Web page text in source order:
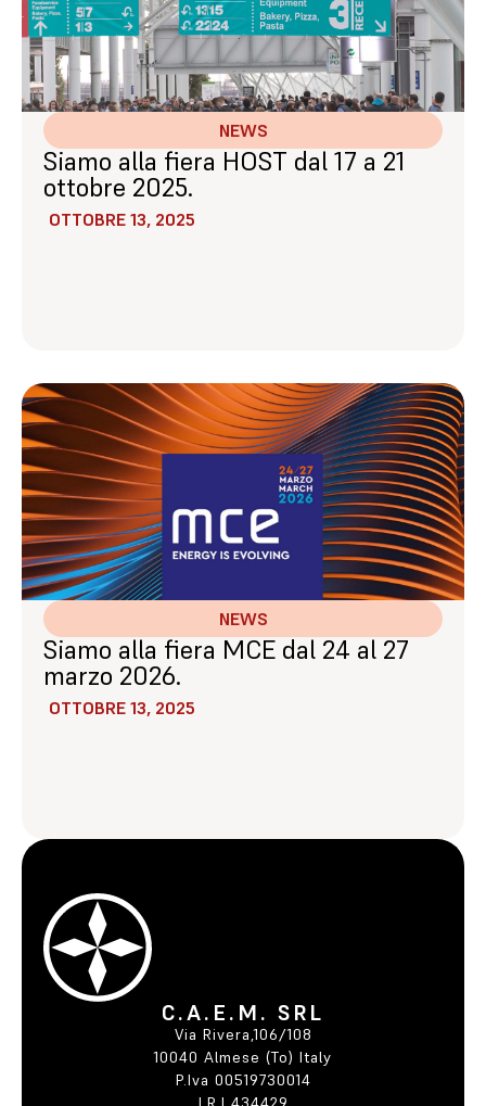
NEWS
Siamo alla fiera HOST dal 17 a 21
ottobre 2025.
OTTOBRE 13, 2025
NEWS
Siamo alla fiera MCE dal 24 al 27
marzo 2026.
OTTOBRE 13, 2025
C.A.E.M. SRL
Via Rivera,106/108
10040 Almese (To) Italy
P.Iva 00519730014